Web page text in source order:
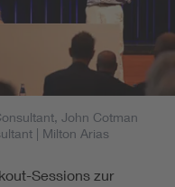
John Cotman
| Milton Arias
Sessions zur